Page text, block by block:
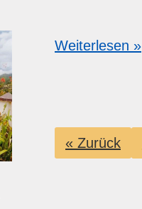
Weiterlesen »
« Zurück